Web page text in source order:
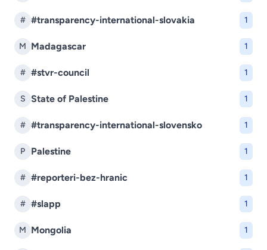
# #transparency-international-slovakia 1
M Madagascar 1
# #stvr-council 1
S State of Palestine 1
# #transparency-international-slovensko 1
P Palestine 1
# #reporteri-bez-hranic 1
# #slapp 1
M Mongolia 1